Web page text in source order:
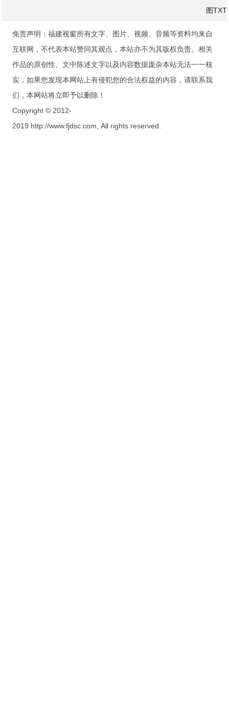
图TXT
免责声明：福建视窗所有文字、图片、视频、音频等资料均来自
互联网，不代表本站赞同其观点，本站亦不为其版权负责。相关
作品的原创性、文中陈述文字以及内容数据庞杂本站无法一一核
实，如果您发现本网站上有侵犯您的合法权益的内容，请联系我
们，本网站将立即予以删除！
Copyright © 2012-
2019 http://www.fjdsc.com, All rights reserved.